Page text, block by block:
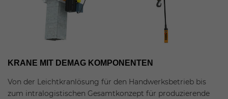
KRANE MIT DEMAG KOMPONENTEN
Von der Leichtkranlösung für den Handwerksbetrieb bis
zum intralogistischen Gesamtkonzept für produzierende